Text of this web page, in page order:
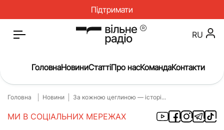
Підтримати
Головна
Окупація
RU
ГоловнаНовиниСтаттіПро насКомандаКонтакти
Головна Новини За кожною цеглиною — історі...
МИ В СОЦІАЛЬНИХ МЕРЕЖАХ